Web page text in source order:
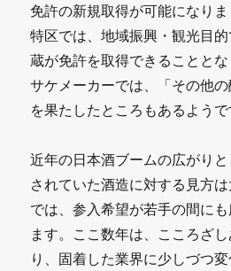
免許の新規取得が可能になり
特区では、地域振興・観光目
蔵が免許を取得できることと
サケメーカーでは、「その他
を果たしたところもあるようで
近年の日本酒ブームの広がり
されていた酒造に対する見方
では、参入希望が若手の間に
ます。ここ数年は、こころざ
り、固着した業界に少しづつ